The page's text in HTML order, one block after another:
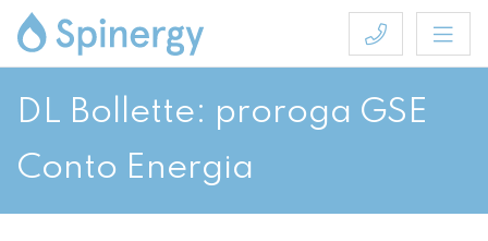
DL Bollette: proroga GSE
Conto Energia